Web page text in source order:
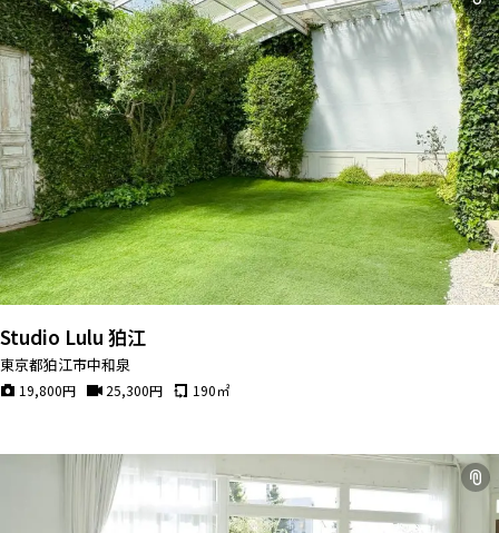
Studio Lulu 狛江
東京都狛江市中和泉
19,800円 25,300円 190㎡